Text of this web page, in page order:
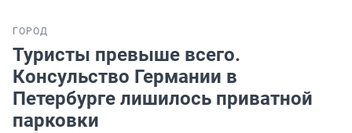
ГОРОД
Туристы превыше всего.
Консульство Германии в
Петербурге лишилось приватной
парковки